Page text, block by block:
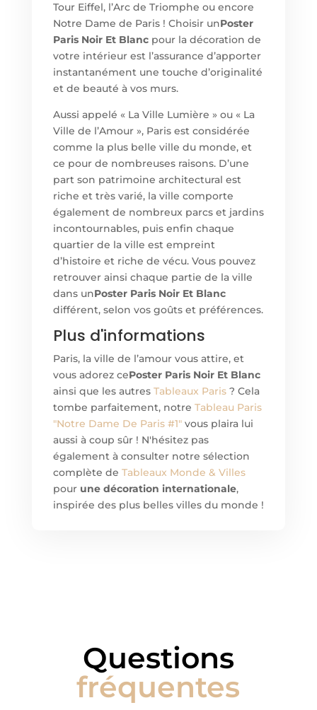
Tour Eiffel, l’Arc de Triomphe ou encore
Notre Dame de Paris ! Choisir unPoster
Paris Noir Et Blancpour la décoration de
votre intérieur est l’assurance d’apporter
instantanément une touche d’originalité
et de beauté à vos murs.
Aussi appelé « La Ville Lumière » ou « La
Ville de l’Amour », Paris est considérée
comme la plus belle ville du monde, et
ce pour de nombreuses raisons. D’une
part son patrimoine architectural est
riche et très varié, la ville comporte
également de nombreux parcs et jardins
incontournables, puis enfin chaque
quartier de la ville est empreint
d’histoire et riche de vécu. Vous pouvez
retrouver ainsi chaque partie de la ville
dans unPoster Paris Noir Et Blanc
différent, selon vos goûts et préférences.
Plus d'informations
Paris, la ville de l’amour vous attire, et
vous adorez cePoster Paris Noir Et Blanc
ainsi que les autres Tableaux Paris? Cela
tombe parfaitement, notre Tableau Paris
"Notre Dame De Paris #1"vous plaira lui
aussi à coup sûr ! N'hésitez pas
également à consulter notre sélection
complète de Tableaux Monde & Villes
pour une décoration internationale,
inspirée des plus belles villes du monde !
Questions
fréquentes